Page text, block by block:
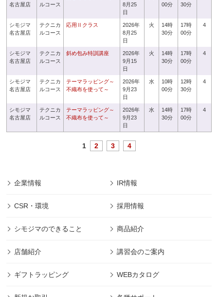
名古屋店
ルコース
8月25
日
00分
30分
シモジマ
名古屋店
テクニカ
ルコース
応用Ⅱクラス
2026年
8月25
日
火
14時
30分
17時
00分
4
シモジマ
名古屋店
テクニカ
ルコース
斜め包み特訓講座
2026年
9月15
日
火
14時
30分
17時
00分
4
シモジマ
名古屋店
テクニカ
ルコース
テーマラッピング～
不織布を使って～
2026年
9月23
日
水
10時
00分
12時
30分
4
シモジマ
名古屋店
テクニカ
ルコース
テーマラッピング～
不織布を使って～
2026年
9月23
日
水
14時
30分
17時
00分
4
1 2 3 4
企業情報 IR情報
CSR・環境 採用情報
シモジマのできること 商品紹介
店舗紹介 講習会のご案内
ギフトラッピング WEBカタログ